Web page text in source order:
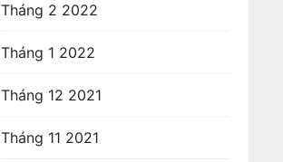
Tháng 2 2022
Tháng 1 2022
Tháng 12 2021
Tháng 11 2021